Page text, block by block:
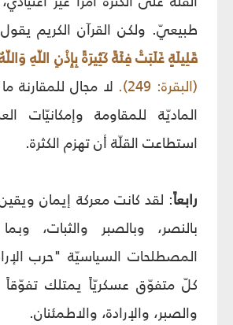
طبيعيّ. ولكن القرآن الكريم
قَلِيلَةٍ غَلَبَتْ فِئَةً كَثِيرَةً بِإِذْنِ اللّهِ
(البقرة: 249).
لا مجال للمقارنة
الماديّة للمقاومة وإمكانيّات
استطاعت القلّة أن تهزم الكثرة.
رابعاً: لقد كانت معركة إيمان
بالنصر، وبالصبر والثبات،
المصطلحات السياسيّة "حرب
كلّ متفوّق عسكريّاً يمتلك تفوّقاً
والصبر، والإرادة، والاطمئنان.